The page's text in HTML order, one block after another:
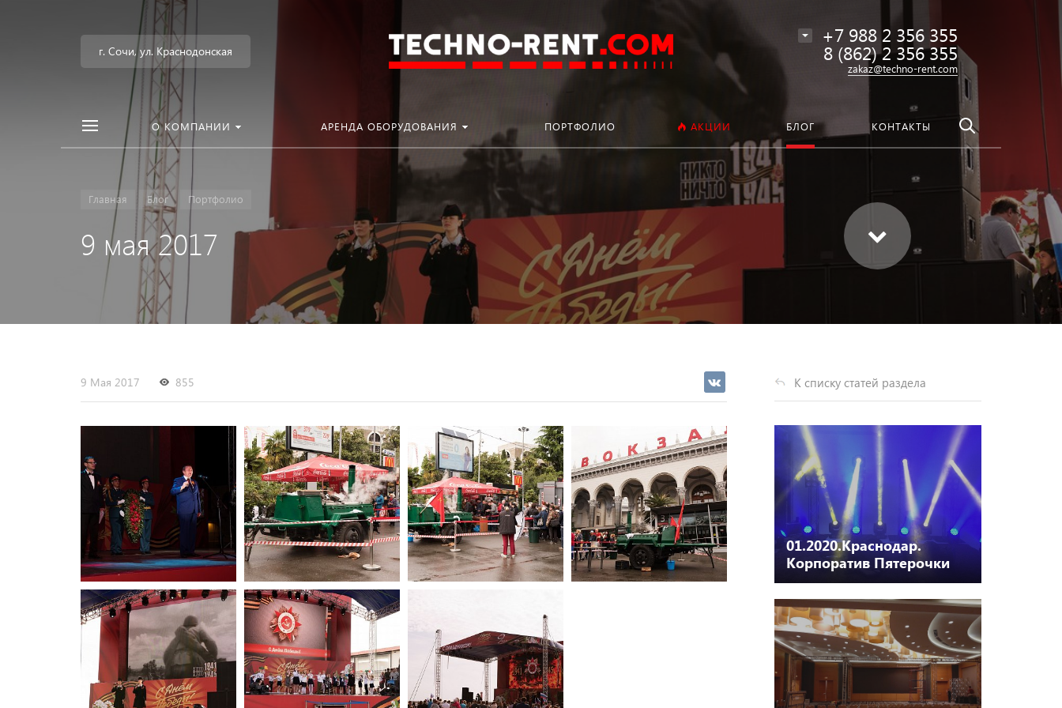
Найти
г. Сочи, ул. Краснодонская
+7 988 2 356 355
8 (862) 2 356 355
zakaz@techno-rent.com
О КОМПАНИИ АРЕНДА ОБОРУДОВАНИЯ ПОРТФОЛИО АКЦИИ БЛОГ КОНТАКТЫ
Главная Блог Портфолио
9 мая 2017
К списку статей раздела
01.2020.Краснодар.
Корпоратив Пятерочки
9 Мая 2017 855